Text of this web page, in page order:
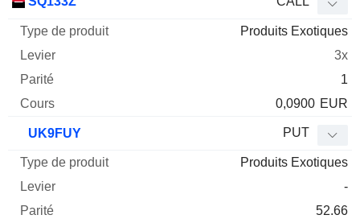
Produits Exotiques
3x
1
0,0900 EUR
UK9FUY PUT
Produits Exotiques
-
52.66